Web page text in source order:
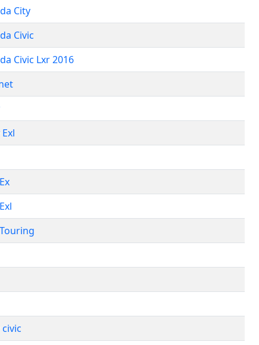
City
Civic
Civic Lxr 2016